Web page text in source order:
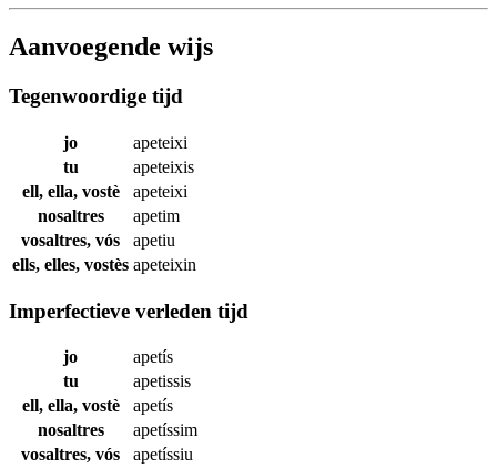
Aanvoegende wijs
Tegenwoordige tijd
jo
apeteixi
tu
apeteixis
ell, ella, vostè
apeteixi
nosaltres
apetim
vosaltres, vós
apetiu
ells, elles, vostès apeteixin
Imperfectieve verleden tijd
jo
apetís
tu
apetissis
ell, ella, vostè
apetís
nosaltres
apetíssim
vosaltres, vós
apetíssiu